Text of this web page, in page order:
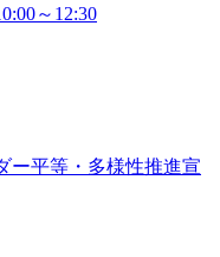
～12:30
ー平等・多様性推進宣